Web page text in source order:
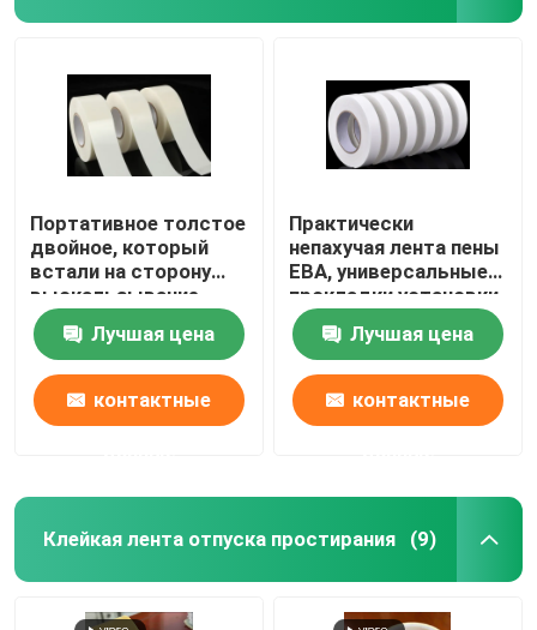
Портативное толстое
двойное, который
встали на сторону
выскальзывание
ленты пены
погодостойкое анти-
Лучшая цена
контактные
Практически
непахучая лента пены
ЕВА, универсальные
прокладки установки
пены
Лучшая цена
контактные
Клейкая лента отпуска простирания (9)